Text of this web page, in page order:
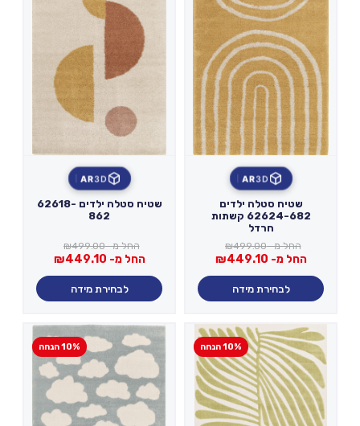
3D
AR
שטיח סטלה ילדים
62624-682 קשתות
חרדל
החל מ- ₪499.00
החל מ- ₪449.10
לבחירת מידה
3D
AR
שטיח סטלה ילדים 62618-
862
החל מ- ₪499.00
החל מ- ₪449.10
לבחירת מידה
10% הנחה 10% הנחה